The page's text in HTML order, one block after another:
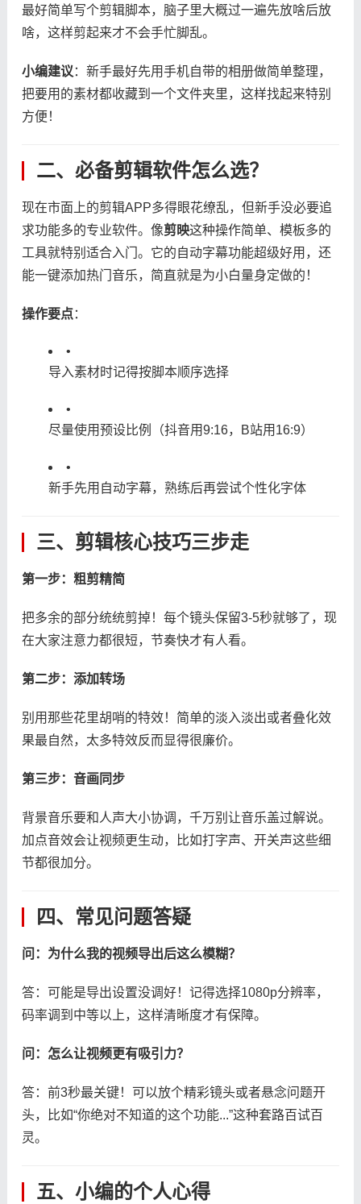
最好简单写个剪辑脚本，脑子里大概过一遍先放啥后放
啥，这样剪起来才不会手忙脚乱。
​小编建议​ ​：新手最好先用手机自带的相册做简单整理，
把要用的素材都收藏到一个文件夹里，这样找起来特别
方便！
二、必备剪辑软件怎么选？
现在市面上的剪辑APP多得眼花缭乱，但新手没必要追
求功能多的专业软件。像​​剪映​​这种操作简单、模板多的
工具就特别适合入门。它的自动字幕功能超级好用，还
能一键添加热门音乐，简直就是为小白量身定做的！
​操作要点​​：
•
导入素材时记得按脚本顺序选择
•
尽量使用预设比例（抖音用9:16，B站用16:9）
•
新手先用自动字幕，熟练后再尝试个性化字体
三、剪辑核心技巧三步走
​第一步：粗剪精简​
把多余的部分统统剪掉！每个镜头保留3-5秒就够了，现
在大家注意力都很短，节奏快才有人看。
​第二步：添加转场​
别用那些花里胡哨的特效！简单的淡入淡出或者叠化效
果最自然，太多特效反而显得很廉价。
​第三步：音画同步​
背景音乐要和人声大小协调，千万别让音乐盖过解说。
加点音效会让视频更生动，比如打字声、开关声这些细
节都很加分。
四、常见问题答疑
​问：为什么我的视频导出后这么模糊？​
答：可能是导出设置没调好！记得选择1080p分辨率，
码率调到中等以上，这样清晰度才有保障。
​问：怎么让视频更有吸引力？​
答：前3秒最关键！可以放个精彩镜头或者悬念问题开
头，比如“你绝对不知道的这个功能...”这种套路百试百
灵。
五、小编的个人心得